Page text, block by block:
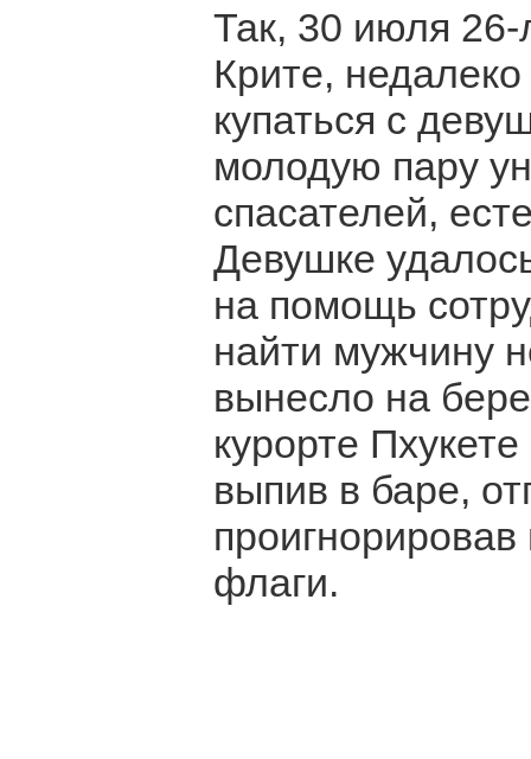
Так, 30 июля 26-
Крите,
купаться с
молодую пару
спасателей,
Девушке
на помощь
найти мужчину
вынесло на
курорте
выпив в баре,
флаги.